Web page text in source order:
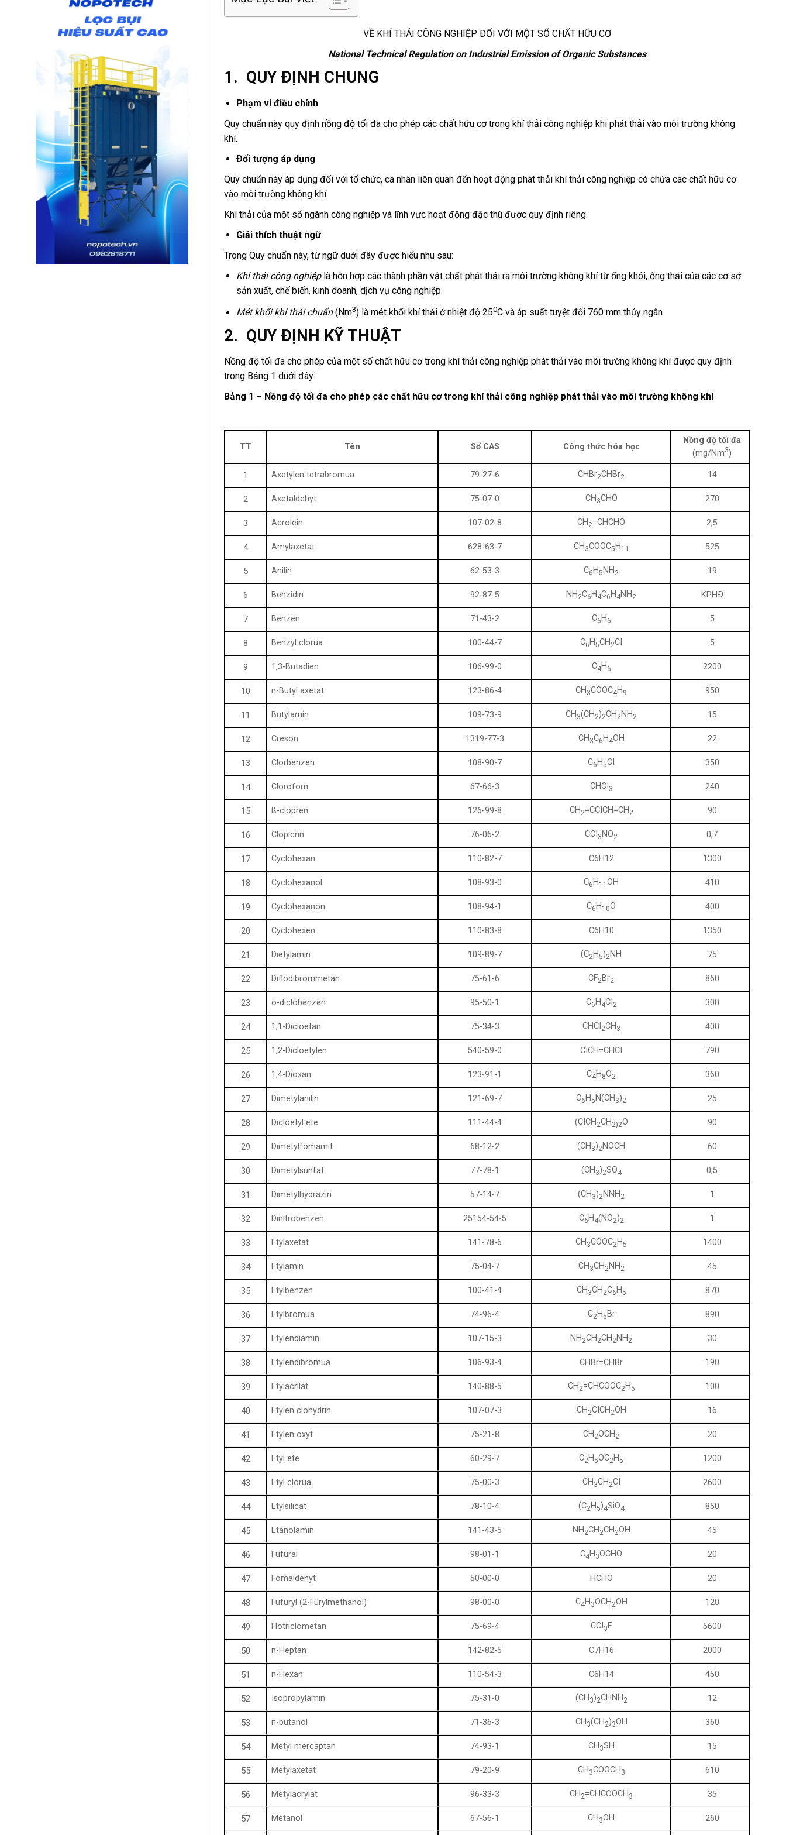
VỀ KHÍ THẢI CÔNG NGHIỆP ÐỐI VỚI MỘT SỐ CHẤT HỮU CƠ
National Technical Regulation on Industrial Emission of Organic Substances
1. QUY ÐḷNH CHUNG
Phạm vi điều chỉnh
Quy chuẩn này quy định nồng độ tối đa cho phép các chất hữu cơ trong khí thải công nghiệp khi phát thải vào môi trường không
khí.
Ðối tượng áp dụng
Quy chuẩn này áp dụng đối với tổ chức, cá nhân liên quan đến hoạt động phát thải khí thải công nghiệp có chứa các chất hữu cơ
vào môi trường không khí.
Khí thải của một số ngành công nghiệp và lĩnh vực hoạt động đặc thù được quy định riêng.
Giải thích thuật ngữ
Trong Quy chuẩn này, từ ngữ duới đây được hiểu nhu sau:
Khí thải công nghiệp là hỗn hợp các thành phần vật chất phát thải ra môi trường không khí từ ống khói, ống thải của các cơ sở
sản xuất, chế biến, kinh doanh, dịch vụ công nghiệp.
Mét khối khí thải chuẩn(Nm3) là mét khối khí thải ở nhiệt độ 250C và áp suất tuyệt đối 760 mm thủy ngân.
2. QUY ÐḷNH KỸ THUẬT
Nồng độ tối đa cho phép của một số chất hữu cơ trong khí thải công nghiệp phát thải vào môi trường không khí được quy định
trong Bảng 1 duới đây:
Bảng 1 – Nồng độ tối đa cho phép các chất hữu cơ trong khí thải công nghiệp phát thải vào môi trường không khí
TT Tên Số CAS Công thức hóa học
Nồng độ tối đa
(mg/Nm3)
1 Axetylen tetrabromua 79-27-6 CHBr2CHBr2 14
2 Axetaldehyt 75-07-0 CH 3CHO 270
3 Acrolein 107-02-8 CH 2=CHCHO 2,5
4 Amylaxetat 628-63-7 CH 3COOC5 H 11 525
5 Anilin 62-53-3 C6 H5 NH 2 19
6 Benzidin 92-87-5 NH 2C6 H 4C6 H 4NH 2 KPHÐ
7 Benzen 71-43-2 C6 H 6 5
8 Benzyl clorua 100-44-7 C6 H5CH 2CI 5
9 1,3-Butadien 106-99-0 C4H 6 2200
10 n-Butyl axetat 123-86-4 CH 3COOC4H 9 950
11 Butylamin 109-73-9 CH 3(CH 2)2CH 2NH 2 15
12 Creson 1319-77-3 CH 3C6 H 4OH 22
13 Clorbenzen 108-90-7 C6 H5CI 350
14 Clorofom 67-66-3 CHCI 3 240
15 ß-clopren 126-99-8 CH 2=CCICH=CH 2 90
16 Clopicrin 76-06-2 CCI 3 NO2 0,7
17 Cyclohexan 110-82-7 C6H12 1300
18 Cyclohexanol 108-93-0 C6 H 11 OH 410
19 Cyclohexanon 108-94-1 C6 H 10O 400
20 Cyclohexen 110-83-8 C6H10 1350
21 Dietylamin 109-89-7 (C2H5)2NH 75
22 Diflodibrommetan 75-61-6 CF2Br2 860
23 o-diclobenzen 95-50-1 C6 H 4CI 2 300
24 1,1-Dicloetan 75-34-3 CHCI 2CH 3 400
25 1,2-Dicloetylen 540-59-0 CICH=CHCI 790
26 1,4-Dioxan 123-91-1 C4H 8O2 360
27 Dimetylanilin 121-69-7 C6 H5 N(CH 3)2 25
28 Dicloetyl ete 111-44-4 (CICH 2CH 2)2O 90
29 Dimetylfomamit 68-12-2 (CH 3)2NOCH 60
30 Dimetylsunfat 77-78-1 (CH 3)2SO4 0,5
31 Dimetylhydrazin 57-14-7 (CH 3)2NNH 2 1
32 Dinitrobenzen 25154-54-5 C6 H 4(NO2)2 1
33 Etylaxetat 141-78-6 CH 3COOC2H5 1400
34 Etylamin 75-04-7 CH 3CH 2NH 2 45
35 Etylbenzen 100-41-4 CH 3CH 2C6 H5 870
36 Etylbromua 74-96-4 C2H5 Br 890
37 Etylendiamin 107-15-3 NH 2CH 2CH 2NH 2 30
38 Etylendibromua 106-93-4 CHBr=CHBr 190
39 Etylacrilat 140-88-5 CH 2=CHCOOC2H5 100
40 Etylen clohydrin 107-07-3 CH 2CICH 2OH 16
41 Etylen oxyt 75-21-8 CH 2OCH 2 20
42 Etyl ete 60-29-7 C2H5OC2H5 1200
43 Etyl clorua 75-00-3 CH 3CH 2CI 2600
44 Etylsilicat 78-10-4 (C2H5)4SiO4 850
45 Etanolamin 141-43-5 NH 2CH 2CH 2OH 45
46 Fufural 98-01-1 C4H 3OCHO 20
47 Fomaldehyt 50-00-0 HCHO 20
48 Fufuryl (2-Furylmethanol) 98-00-0 C4H 3OCH 2OH 120
49 Flotriclometan 75-69-4 CCI 3 F 5600
50 n-Heptan 142-82-5 C7H16 2000
51 n-Hexan 110-54-3 C6H14 450
52 Isopropylamin 75-31-0 (CH 3)2CHNH 2 12
53 n-butanol 71-36-3 CH 3(CH 2)3OH 360
54 Metyl mercaptan 74-93-1 CH 3SH 15
55 Metylaxetat 79-20-9 CH 3COOCH 3 610
56 Metylacrylat 96-33-3 CH 2=CHCOOCH 3 35
57 Metanol 67-56-1 CH 3OH 260